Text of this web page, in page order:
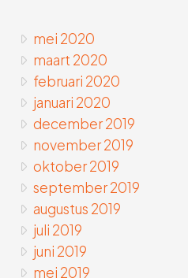
mei 2020
maart 2020
februari 2020
januari 2020
december 2019
november 2019
oktober 2019
september 2019
augustus 2019
juli 2019
juni 2019
mei 2019